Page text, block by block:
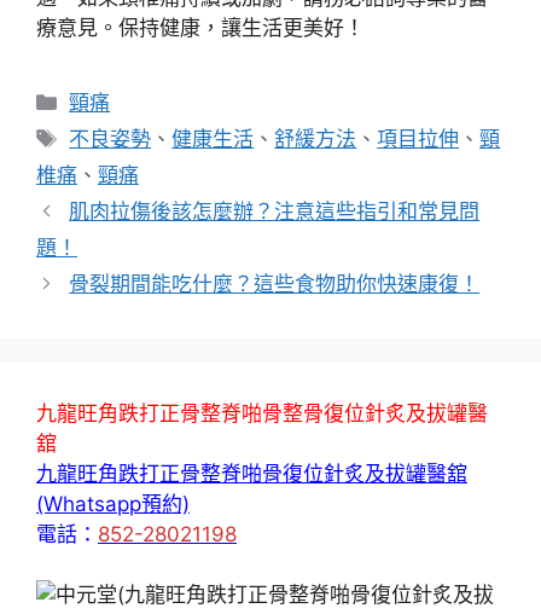
療意見。保持健康，讓生活更美好！
分
類
頸痛
標
籤
不良姿勢 、健康生活 、舒緩方法 、項目拉伸 、頸
椎痛 、 頸痛
肌肉拉傷後該怎麼辦？注意這些指引和常見問
題！
骨裂期間能吃什麼？這些食物助你快速康復！
九龍旺角跌打正骨整脊啪骨整骨復位針炙及拔罐醫
舘
九龍旺角跌打正骨整脊啪骨復位針炙及拔罐醫舘
(Whatsapp預約)
電話： 852-28021198